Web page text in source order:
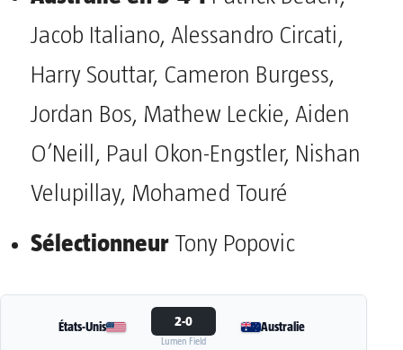
Jacob Italiano, Alessandro Circati,
Harry Souttar, Cameron Burgess,
Jordan Bos, Mathew Leckie, Aiden
O’Neill, Paul Okon-Engstler, Nishan
Velupillay, Mohamed Touré
SélectionneurTony Popovic
États-Unis 2-0
Lumen Field
Australie